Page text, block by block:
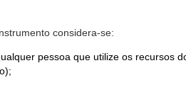
considera-se:
pessoa que utilize os recursos